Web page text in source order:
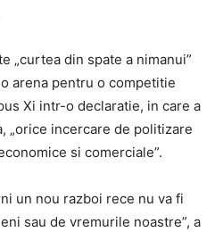
„curtea din spate a nimanui”
arena pentru o competitie
Xi intr-o declaratie, in care a
„orice incercare de politizare
si comerciale”.
un nou razboi rece nu va fi
sau de vremurile noastre”, a